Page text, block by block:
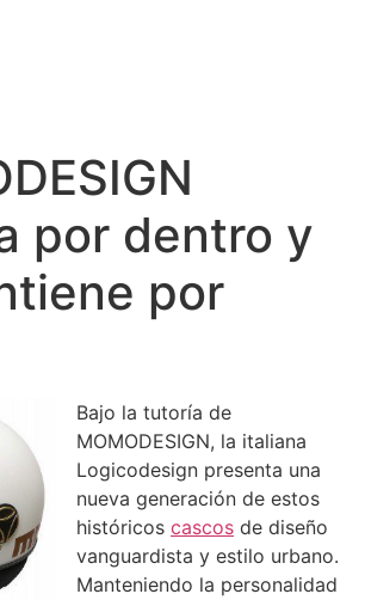
por dentro y
por
Bajo la tutoría de
MOMODESIGN, la italiana
Logicodesign presenta una
nueva generación de estos
históricos cascos de diseño
vanguardista y estilo urbano.
Manteniendo la personalidad